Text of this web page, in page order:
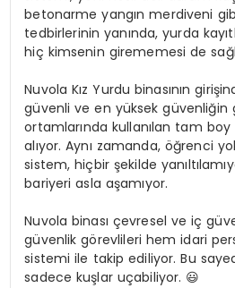
betonarme yangın merdiveni
tedbirlerinin yanında, yurda
hiç kimsenin girememesi de
Nuvola Kız Yurdu binasının
güvenli ve en yüksek güvenliğin
ortamlarında kullanılan tam
alıyor. Aynı zamanda, öğrenci
sistem, hiçbir şekilde
bariyeri asla aşamıyor.
Nuvola binası çevresel ve iç
güvenlik görevlileri hem idari
sistemi ile takip ediliyor. Bu
sadece kuşlar uçabiliyor. 😃